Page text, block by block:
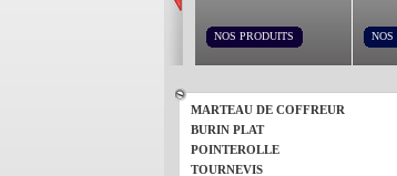
NOS PRODUITS NOS
MARTEAU DE COFFREUR
BURIN PLAT
POINTEROLLE
TOURNEVIS